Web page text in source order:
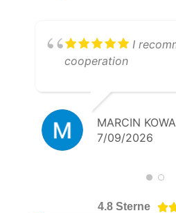
I
cooperation
MARCIN
7/09/2026
4.8 Sterne 